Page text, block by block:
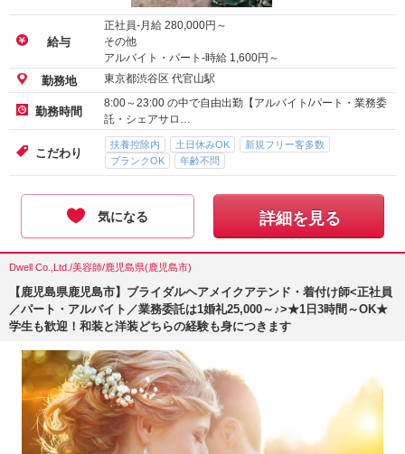
給与
正社員-月給 280,000円～
その他
アルバイト・パート-時給 1,600円～
勤務地 東京都渋谷区 代官山駅
勤務時間
8:00～23:00 の中で自由出勤【アルバイト/パート・業務委
託・シェアサロ…
こだわり
扶養控除内 土日休みOK
新規フリー客多数
ブランクOK
年齢不問
気になる 詳細を見る
Dwell Co.,Ltd./美容師/鹿児島県(鹿児島市)
【鹿児島県鹿児島市】ブライダルヘアメイクアテンド・着付け師<正社員
／パート・アルバイト／業務委託は1婚礼25,000～♪>★1日3時間～OK★
学生も歓迎！和装と洋装どちらの経験も身につきます